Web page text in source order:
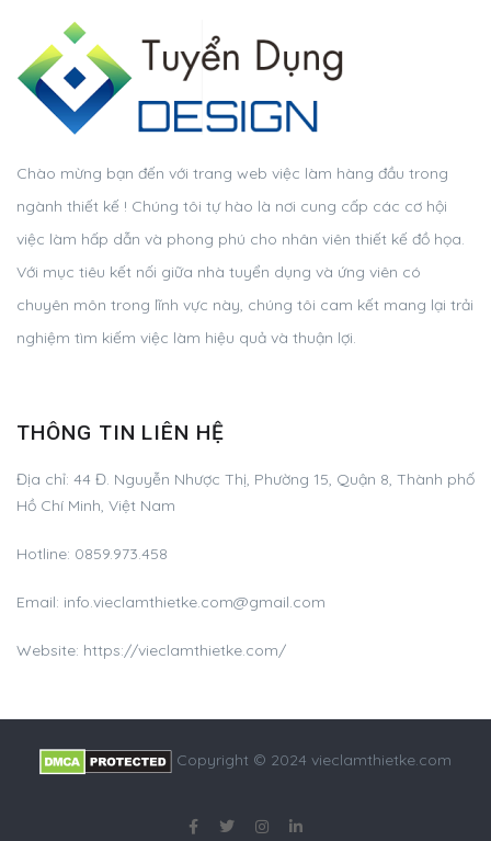
Chào mừng bạn đến với trang web việc làm hàng đầu trong
ngành thiết kế ! Chúng tôi tự hào là nơi cung cấp các cơ hội
việc làm hấp dẫn và phong phú cho nhân viên thiết kế đồ họa.
Với mục tiêu kết nối giữa nhà tuyển dụng và ứng viên có
chuyên môn trong lĩnh vực này, chúng tôi cam kết mang lại trải
nghiệm tìm kiếm việc làm hiệu quả và thuận lợi.
THÔNG TIN LIÊN HỆ
Địa chỉ: 44 Đ. Nguyễn Nhược Thị, Phường 15, Quận 8, Thành phố
Hồ Chí Minh, Việt Nam
Hotline: 0859.973.458
Email: info.vieclamthietke.com@gmail.com
Website: https://vieclamthietke.com/
Copyright © 2024 vieclamthietke.com